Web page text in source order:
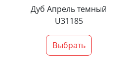
Дуб Апрель темный
U31185
Выбрать